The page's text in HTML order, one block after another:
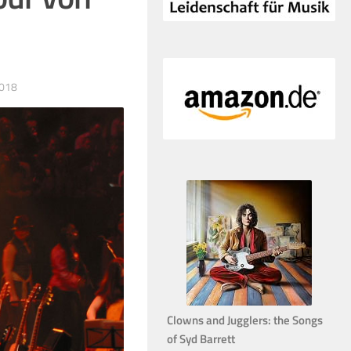
Clowns and Jugglers: the Songs
of Syd Barrett